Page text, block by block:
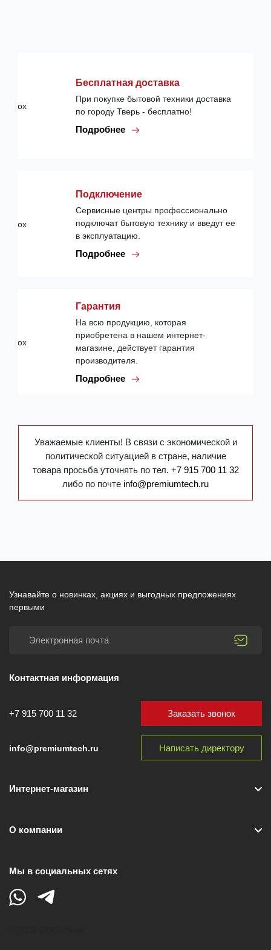
Бесплатная доставка
При покупке бытовой техники доставка
по городу Тверь - бесплатно!
Подробнее
Подключение
Сервисные центры профессионально
подключат бытовую технику и введут ее
в эксплуатацию.
Подробнее
Гарантия
На всю продукцию, которая
приобретена в нашем интернет-
магазине, действует гарантия
производителя.
Подробнее
Уважаемые клиенты! В связи с экономической и
политической ситуацией в стране, наличие
товара просьба уточнять по тел. +7 915 700 11 32
либо по почте info@premiumtech.ru
Узнавайте о новинках, акциях и выгодных предложениях
первыми
Контактная информация
+7 915 700 11 32
info@premiumtech.ru
Заказать звонок
Написать директору
Интернет-магазин
О компании
Мы в социальных сетях